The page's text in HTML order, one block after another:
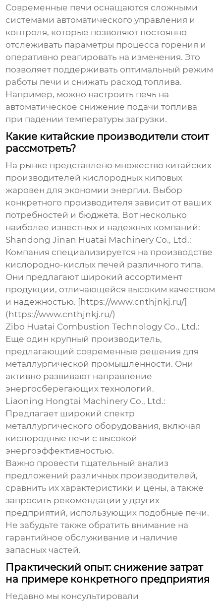
Современные печи оснащаются сложными
системами автоматического управления и
контроля, которые позволяют постоянно
отслеживать параметры процесса горения и
оперативно реагировать на изменения. Это
позволяет поддерживать оптимальный режим
работы печи и снижать расход топлива.
Например, можно настроить печь на
автоматическое снижение подачи топлива
при падении температуры загрузки.
Какие китайские производители стоит
рассмотреть?
На рынке представлено множество китайских
производителей кислородных киповых
жаровен для экономии энергии. Выбор
конкретного производителя зависит от ваших
потребностей и бюджета. Вот несколько
наиболее известных и надежных компаний:
Shandong Jinan Huatai Machinery Co., Ltd.:
Компания специализируется на производстве
кислородно-кислых печей различного типа.
Они предлагают широкий ассортимент
продукции, отличающейся высоким качеством
и надежностью. [https://www.cnthjnkj.ru/]
(https://www.cnthjnkj.ru/)
Zibo Huatai Combustion Technology Co., Ltd.:
Еще один крупный производитель,
предлагающий современные решения для
металлургической промышленности. Они
активно развивают направление
энергосберегающих технологий.
Liaoning Hongtai Machinery Co., Ltd.:
Предлагает широкий спектр
металлургического оборудования, включая
кислородные печи с высокой
энергоэффективностью.
Важно провести тщательный анализ
предложений различных производителей,
сравнить их характеристики и цены, а также
запросить рекомендации у других
предприятий, использующих подобные печи.
Не забудьте также обратить внимание на
гарантийное обслуживание и наличие
запасных частей.
Практический опыт: снижение затрат
на примере конкретного предприятия
Недавно мы консультировали